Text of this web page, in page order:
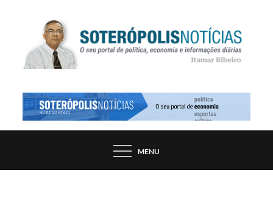
SOTERÓPOLIS NOTÍCIAS
PORTAL DE NOTÍCIAS DE SALVADOR E
MENU